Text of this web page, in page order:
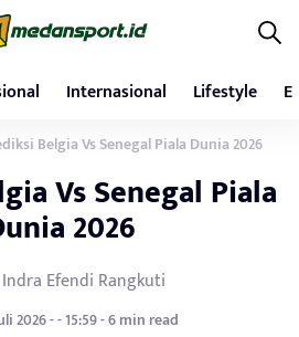
Internasional Lifestyle
Belgia Vs Senegal Piala Dunia 2026
Vs Senegal Piala
2026
Efendi Rangkuti
2026 - - 15:59 - 6 min read